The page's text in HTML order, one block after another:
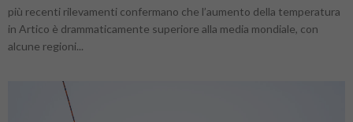
più recenti rilevamenti confermano che l’aumento della temperatura
in Artico è drammaticamente superiore alla media mondiale, con
alcune regioni...